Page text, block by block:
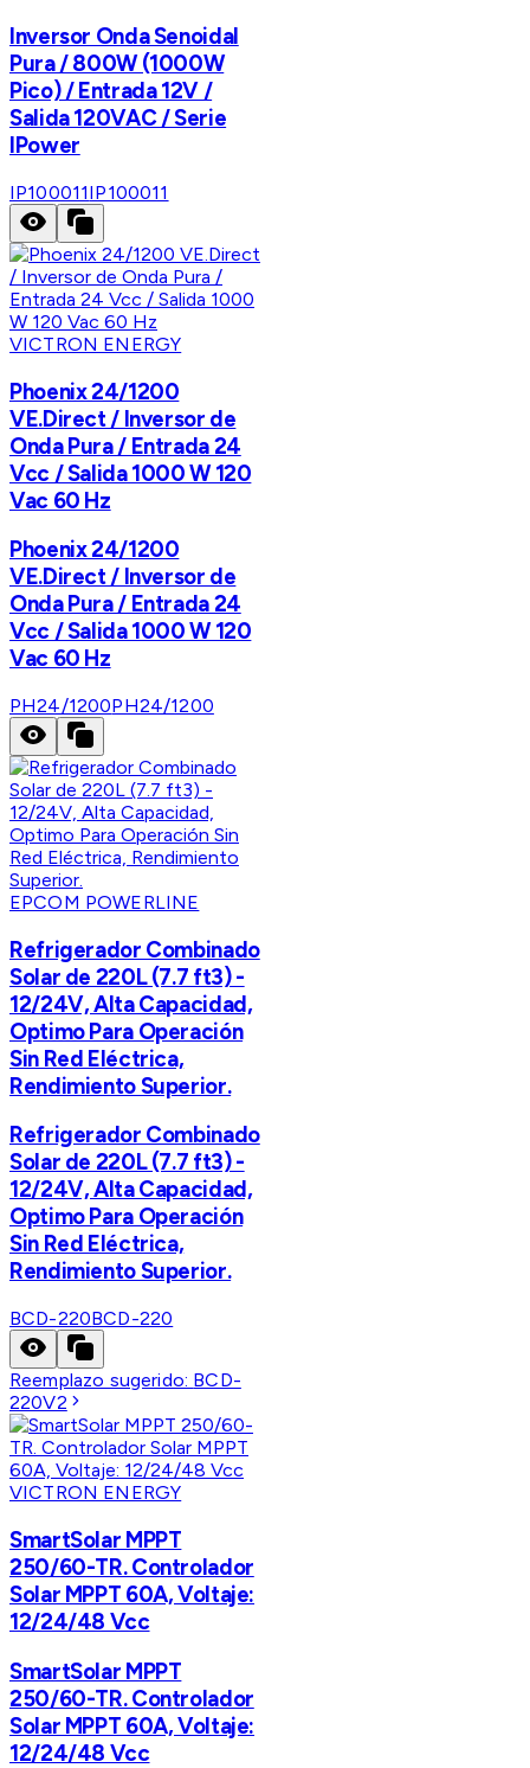
Inversor Onda Senoidal
Pura / 800W (1000W
Pico) / Entrada 12V /
Salida 120VAC / Serie
IPower
IP100011IP100011
VICTRON ENERGY
Phoenix 24/1200
VE.Direct / Inversor de
Onda Pura / Entrada 24
Vcc / Salida 1000 W 120
Vac 60 Hz
Phoenix 24/1200
VE.Direct / Inversor de
Onda Pura / Entrada 24
Vcc / Salida 1000 W 120
Vac 60 Hz
PH24/1200PH24/1200
EPCOM POWERLINE
Refrigerador Combinado
Solar de 220L (7.7 ft3) -
12/24V, Alta Capacidad,
Optimo Para Operación
Sin Red Eléctrica,
Rendimiento Superior.
Refrigerador Combinado
Solar de 220L (7.7 ft3) -
12/24V, Alta Capacidad,
Optimo Para Operación
Sin Red Eléctrica,
Rendimiento Superior.
BCD-220BCD-220
Reemplazo sugerido: BCD-
220V2
VICTRON ENERGY
SmartSolar MPPT
250/60-TR. Controlador
Solar MPPT 60A, Voltaje:
12/24/48 Vcc
SmartSolar MPPT
250/60-TR. Controlador
Solar MPPT 60A, Voltaje:
12/24/48 Vcc